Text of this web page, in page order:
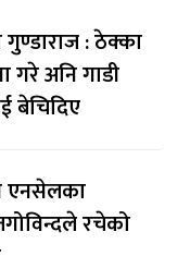
: ठेक्का
गरे अनि गाडी
बेचिदिए
एनसेलका
रचेको